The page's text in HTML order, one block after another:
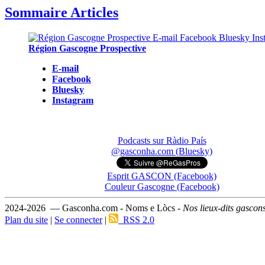
Sommaire Articles
Région Gascogne Prospective
E-mail
Facebook
Bluesky
Instagram
Podcasts sur Ràdio País
@gasconha.com (Bluesky)
Esprit GASCON (Facebook)
Couleur Gascogne (Facebook)
2024-2026 — Gasconha.com - Noms e Lòcs - Nos lieux-dits
Plan du site | Se connecter| RSS 2.0